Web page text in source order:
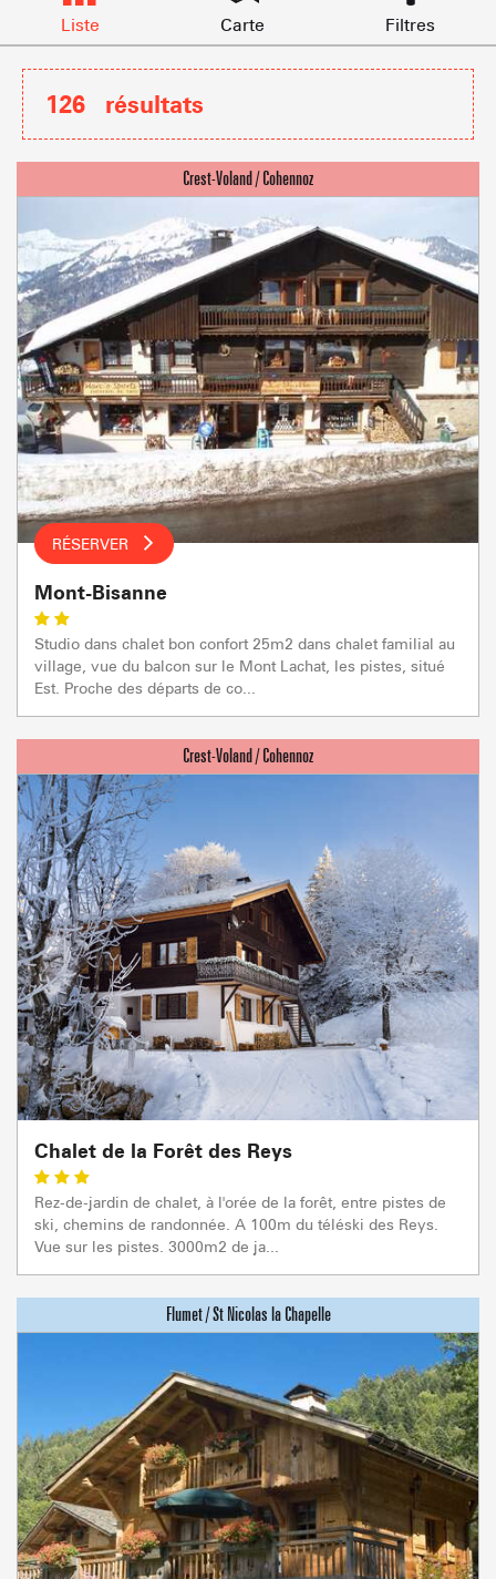
Liste Carte Filtres
126 résultats
RÉSERVER
Mont-Bisanne
Studio dans chalet bon confort 25m2 dans chalet familial au
village, vue du balcon sur le Mont Lachat, les pistes, situé
Est. Proche des départs de co...
Chalet de la Forêt des Reys
Rez-de-jardin de chalet, à l'orée de la forêt, entre pistes de
ski, chemins de randonnée. A 100m du téléski des Reys.
Vue sur les pistes. 3000m2 de ja...